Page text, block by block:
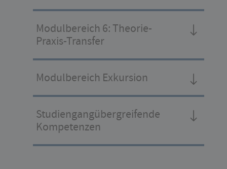
Modulbereich 6: Theorie-
Praxis-Transfer
Modulbereich Exkursion
Studiengangübergreifende
Kompetenzen